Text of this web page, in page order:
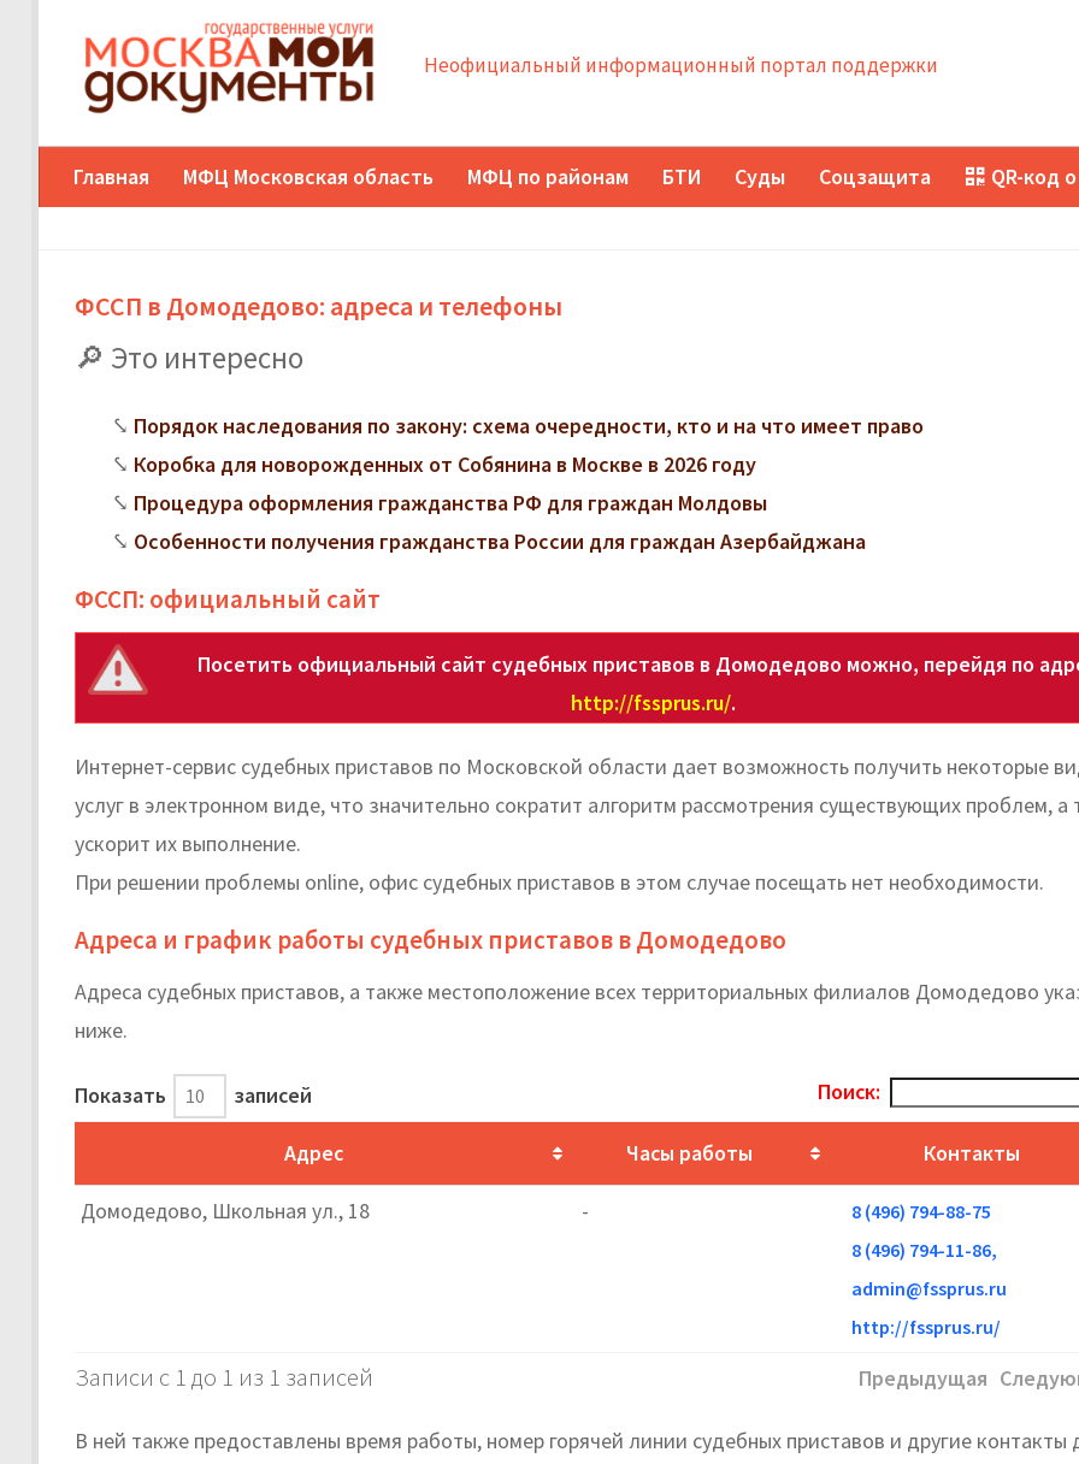
Неофициальный информационный портал поддержки
Главная МФЦ Московская область МФЦ по районам БТИ Суды Соцзащита QR-код
ФССП в Домодедово: адреса и телефоны
Это интересно
Порядок наследования по закону: схема очередности, кто и на что имеет право
Коробка для новорожденных от Собянина в Москве в 2026 году
Процедура оформления гражданства РФ для граждан Молдовы
Особенности получения гражданства России для граждан Азербайджана
ФССП: официальный сайт
Посетить официальный сайт судебных приставов в Домодедово можно, перейдя по
http://fssprus.ru/.
Интернет-сервис судебных приставов по Московской области дает возможность получить некоторые
услуг в электронном виде, что значительно сократит алгоритм рассмотрения существующих проблем, а
ускорит их выполнение.
При решении проблемы online, офис судебных приставов в этом случае посещать нет необходимости.
Адреса и график работы судебных приставов в Домодедово
Адреса судебных приставов, а также местоположение всех территориальных филиалов Домодедово
ниже.
Показать записей Поиск:
Адрес Часы работы Контакты
Домодедово, Школьная ул., 18 -
8 (496) 794-88-75
8 (496) 794-11-86,
admin@fssprus.ru
http://fssprus.ru/
Записи с 1 до 1 из 1 записей Предыдущая
В ней также предоставлены время работы, номер горячей линии судебных приставов и другие контакты